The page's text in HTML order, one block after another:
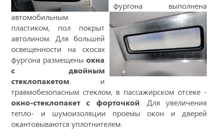
фургона выполнена
автомобильным
пластиком, пол покрыт
автолином. Для большей
освещенности на скосах
фургона размещены окна
с двойным
стеклопакетом и
травмобезопасным стеклом, в пассажирском отсеке -
окно-стеклопакет с форточкой . Для увеличения
тепло- и шумоизоляции проемы окон и дверей
окантовываются уплотнителем.